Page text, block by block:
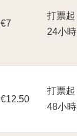
€7
打票起
24小時
€12.50
打票起
48小時